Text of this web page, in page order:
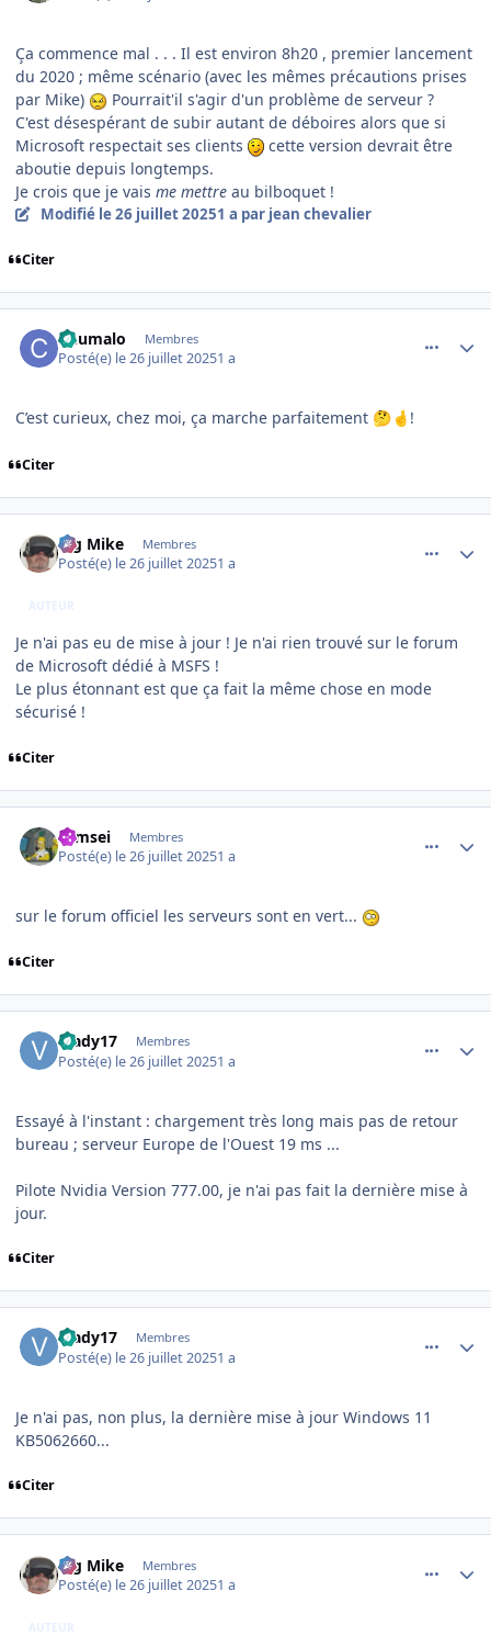
Ça commence mal . . . Il est environ 8h20 , premier lancement
du 2020 ; même scénario (avec les mêmes précautions prises
par Mike)
Pourrait'il s'agir d'un problème de serveur ?
C'est désespérant de subir autant de déboires alors que si
Microsoft respectait ses clients
cette version devrait être
aboutie depuis longtemps.
Je crois que je vais me mettre au bilboquet !
Modifié le 26 juillet 20251 a par jean chevalier
Citer
Chumalo Membres
Posté(e) le 26 juillet 20251 a
C’est curieux, chez moi, ça marche parfaitement 🤔 🤞 !
Citer
Big Mike Membres
Posté(e) le 26 juillet 20251 a
AUTEUR
Je n'ai pas eu de mise à jour ! Je n'ai rien trouvé sur le forum
de Microsoft dédié à MSFS !
Le plus étonnant est que ça fait la même chose en mode
sécurisé !
Citer
symsei Membres
Posté(e) le 26 juillet 20251 a
sur le forum officiel les serveurs sont en vert...
Citer
Vlady17 Membres
Posté(e) le 26 juillet 20251 a
Essayé à l'instant : chargement très long mais pas de retour
bureau ; serveur Europe de l'Ouest 19 ms ...
Pilote Nvidia Version 777.00, je n'ai pas fait la dernière mise à
jour.
Citer
Vlady17 Membres
Posté(e) le 26 juillet 20251 a
Je n'ai pas, non plus, la dernière mise à jour Windows 11
KB5062660...
Citer
Big Mike Membres
Posté(e) le 26 juillet 20251 a
AUTEUR